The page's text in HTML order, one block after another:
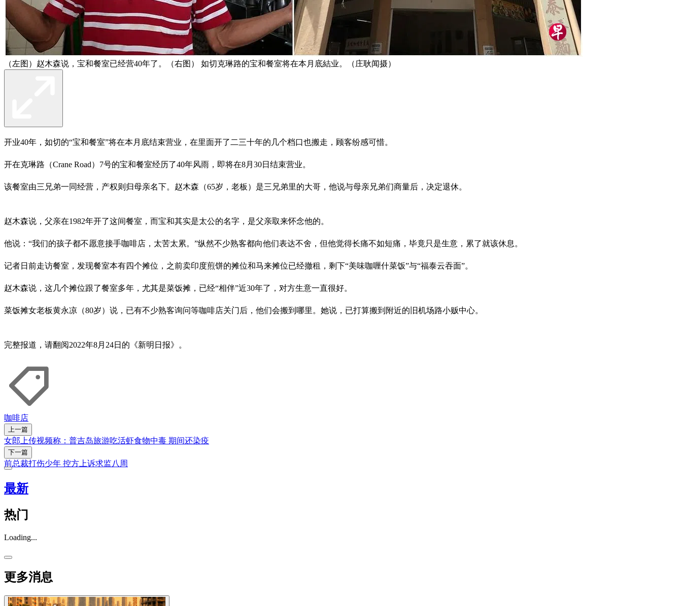
（左图）赵木森说，宝和餐室已经营40年了。（右图） 如切克琳路的宝和餐室将在本月底結业。（庄耿闻摄）
开业40年，如切的“宝和餐室”将在本月底结束营业，在里面开了二三十年的几个档口也搬走，顾客纷感可惜。
开在克琳路（Crane Road）7号的宝和餐室经历了40年风雨，即将在8月30日结束营业。
该餐室由三兄弟一同经营，产权则归母亲名下。赵木森（65岁，老板）是三兄弟里的大哥，他说与母亲兄弟们商量后，决定退休。
赵木森说，父亲在1982年开了这间餐室，而宝和其实是太公的名字，是父亲取来怀念他的。
他说：“我们的孩子都不愿意接手咖啡店，太苦太累。”纵然不少熟客都向他们表达不舍，但他觉得长痛不如短痛，毕竟只是生意，累了就该休息。
记者日前走访餐室，发现餐室本有四个摊位，之前卖印度煎饼的摊位和马来摊位已经撤租，剩下“美味咖喱什菜饭”与“福泰云吞面”。
赵木森说，这几个摊位跟了餐室多年，尤其是菜饭摊，已经“相伴”近30年了，对方生意一直很好。
菜饭摊女老板黄永凉（80岁）说，已有不少熟客询问等咖啡店关门后，他们会搬到哪里。她说，已打算搬到附近的旧机场路小贩中心。
完整报道，请翻阅2022年8月24日的《新明日报》。
咖啡店
上一篇
女郎上传视频称：普吉岛旅游吃活虾食物中毒 期间还染疫
下一篇
前总裁打伤少年 控方上诉求监八周
最新
热门
Loading...
更多消息